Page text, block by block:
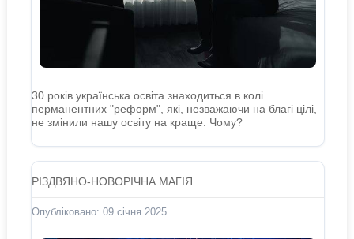
30 років українська освіта знаходиться в колі
перманентних "реформ", які, незважаючи на благі цілі,
не змінили нашу освіту на краще. Чому?
РІЗДВЯНО-НОВОРІЧНА МАГІЯ
Опубліковано: 09 січня 2025